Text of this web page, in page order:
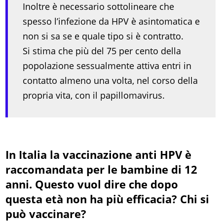
Inoltre è necessario sottolineare che
spesso l’infezione da HPV è asintomatica e
non si sa se e quale tipo si è contratto.
Si stima che più del 75 per cento della
popolazione sessualmente attiva entri in
contatto almeno una volta, nel corso della
propria vita, con il papillomavirus.
In Italia la vaccinazione anti HPV è
raccomandata per le bambine di 12
anni. Questo vuol dire che dopo
questa età non ha più efficacia? Chi si
può vaccinare?